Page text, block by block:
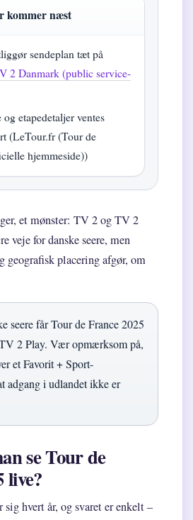
kommer næst
sendeplan tæt på
2 Danmark (public service-
etapedetaljer ventes
(LeTour.fr (Tour de
hjemmeside))
et mønster: TV 2 og TV 2
veje for danske seere, men
geografisk placering afgør, om
seere får Tour de France 2025
2 Play. Vær opmærksom på,
et Favorit + Sport-
adgang i udlandet ikke er
se Tour de
live?
hvert år, og svaret er enkelt –